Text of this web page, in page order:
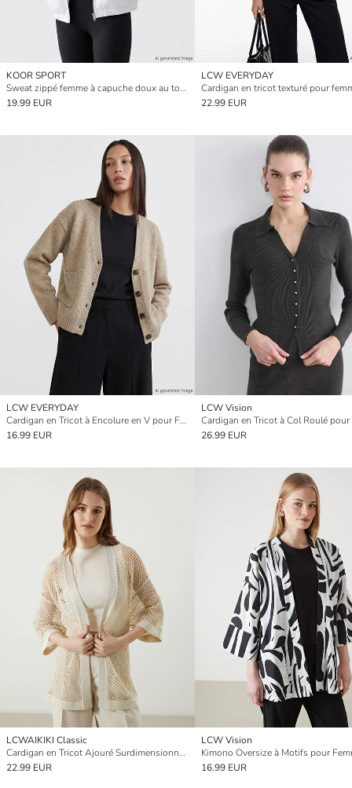
KOOR SPORT
Sweat zippé femme à capuche doux au toucher
19.99 EUR
LCW EVERYDAY
22.99 EUR
LCW EVERYDAY
Cardigan en Tricot à Encolure en V pour Femme
16.99 EUR
LCW Vision
26.99 EUR
LCWAIKIKI Classic
Cardigan en Tricot Ajouré Surdimensionné pour Femmes à Col Châle
22.99 EUR
LCW Vision
16.99 EUR